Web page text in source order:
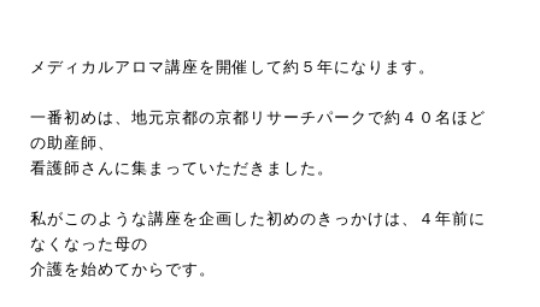
メディカルアロマ講座を開催して約５年になります。
一番初めは、地元京都の京都リサーチパークで約４０名ほど
の助産師、
看護師さんに集まっていただきました。
私がこのような講座を企画した初めのきっかけは、４年前に
なくなった母の
介護を始めてからです。